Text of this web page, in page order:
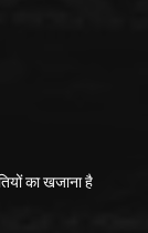
का खजाना है